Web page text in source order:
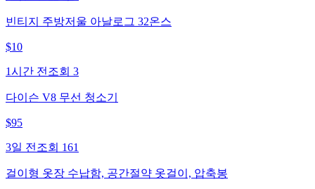
빈티지 주방저울 아날로그 32온스
$10
1시간 전 조회 3
다이슨 V8 무선 청소기
$95
3일 전 조회 161
걸이형 옷장 수납함, 공간절약 옷걸이, 압축봉